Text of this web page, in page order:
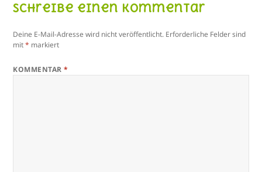
Schreibe einen Kommentar
Deine E-Mail-Adresse wird nicht veröffentlicht. Erforderliche Felder sind
mit* markiert
KOMMENTAR*